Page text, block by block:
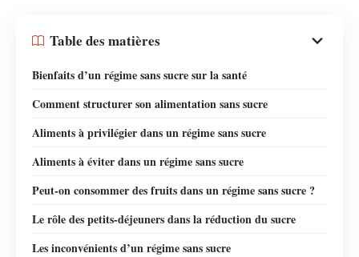
Table des matières
Bienfaits d’un régime sans sucre sur la santé
Comment structurer son alimentation sans sucre
Aliments à privilégier dans un régime sans sucre
Aliments à éviter dans un régime sans sucre
Peut-on consommer des fruits dans un régime sans sucre ?
Le rôle des petits-déjeuners dans la réduction du sucre
Les inconvénients d’un régime sans sucre